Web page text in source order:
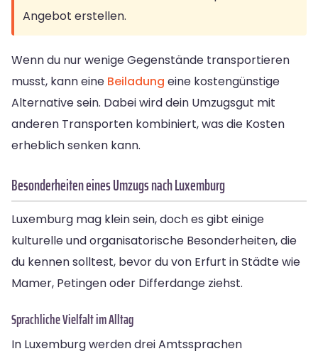
Angebot erstellen.
Wenn du nur wenige Gegenstände transportieren
musst, kann eine Beiladung eine kostengünstige
Alternative sein. Dabei wird dein Umzugsgut mit
anderen Transporten kombiniert, was die Kosten
erheblich senken kann.
Besonderheiten eines Umzugs nach Luxemburg
Luxemburg mag klein sein, doch es gibt einige
kulturelle und organisatorische Besonderheiten, die
du kennen solltest, bevor du von Erfurt in Städte wie
Mamer, Petingen oder Differdange ziehst.
Sprachliche Vielfalt im Alltag
In Luxemburg werden drei Amtssprachen